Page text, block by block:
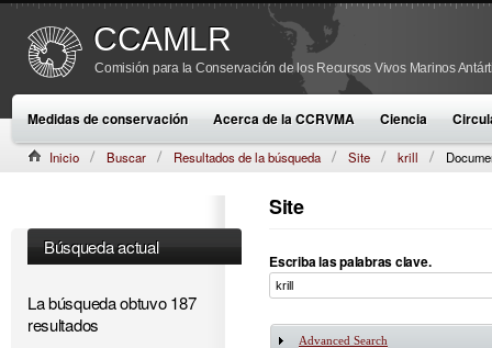
CCAMLR
Comisión para la Conservación de los Recursos Vivos Marinos
Medidas de conservación Acerca de la CCRVMA Ciencia
Inicio Buscar Resultados de la búsqueda Site krill
Búsqueda actual
La búsqueda obtuvo 187
resultados
Site
Escriba las palabras clave.
Mostrar
Advanced Search